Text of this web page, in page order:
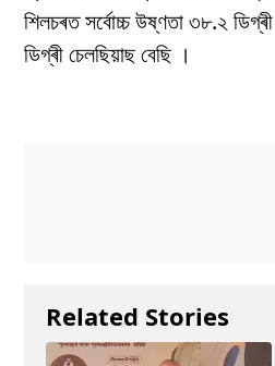
শিলচৰত সৰ্বোচ্চ উষ্ণতা ৩৮.২ ডিগ্ৰী
ডিগ্ৰী চেলছিয়াছ বেছি ।
Related Stories